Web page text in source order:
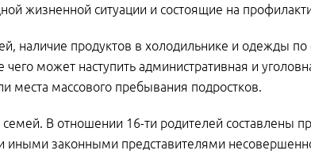
жизненной ситуации и состоящие на
наличие продуктов в холодильнике и одежды по
может наступить административная и
места массового пребывания подростков.
В отношении 16-ти родителей составлены
законными представителями